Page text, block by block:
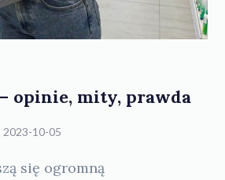
opinie, mity, prawda
2023-10-05
się ogromną